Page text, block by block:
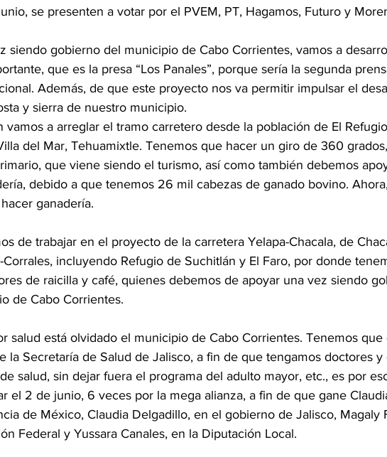
se presenten a votar por el PVEM, PT, Hagamos, Futuro y
siendo gobierno del municipio de Cabo Corrientes, vamos a
que es la presa “Los Panales”, porque sería la segunda
Además, de que este proyecto nos va permitir impulsar el
y sierra de nuestro municipio.
vamos a arreglar el tramo carretero desde la población de El
del Mar, Tehuamixtle. Tenemos que hacer un giro de 360
que viene siendo el turismo, así como también debemos
debido a que tenemos 26 mil cabezas de ganado bovino.
ganadería.
de trabajar en el proyecto de la carretera Yelapa-Chacala, de
Corrales, incluyendo Refugio de Suchitlán y El Faro, por donde
de raicilla y café, quienes debemos de apoyar una vez siendo
de Cabo Corrientes.
salud está olvidado el municipio de Cabo Corrientes. Tenemos que
la Secretaría de Salud de Jalisco, a fin de que tengamos doctores y
salud, sin dejar fuera el programa del adulto mayor, etc., es por
el 2 de junio, 6 veces por la mega alianza, a fin de que gane
de México, Claudia Delgadillo, en el gobierno de Jalisco, Magaly
Federal y Yussara Canales, en la Diputación Local.